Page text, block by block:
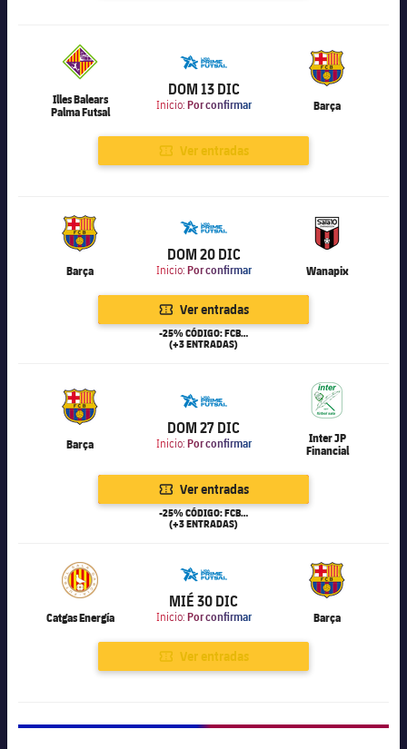
Illes Balears
Palma Futsal
6.000
DOM 13 DIC
Inicio: Por confirmar Barça
Ver entradas
Barça
6.000
DOM 20 DIC
Inicio: Por confirmar Wanapix
Ver entradas
-25% CÓDIGO: FCB25
(+3 ENTRADAS)
Barça
6.000
DOM 27 DIC
Inicio: Por confirmar
Inter JP
Financial
Ver entradas
-25% CÓDIGO: FCB25
(+3 ENTRADAS)
Catgas Energía
6.000
MIÉ 30 DIC
Inicio: Por confirmar Barça
Ver entradas